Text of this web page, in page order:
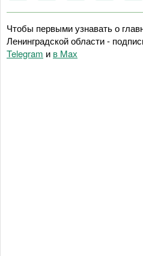
Чтобы первыми узнавать о
Ленинградской области -
Telegram и в Maх